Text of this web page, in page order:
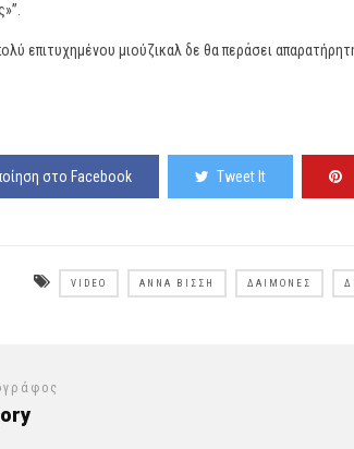
επιτυχημένου μιούζικαλ δε θα περάσει
στο Facebook Tweet It
VIDEO ΆΝΝΑ ΒΊΣΣΗ ΔΑΙΜΟΝΕΣ